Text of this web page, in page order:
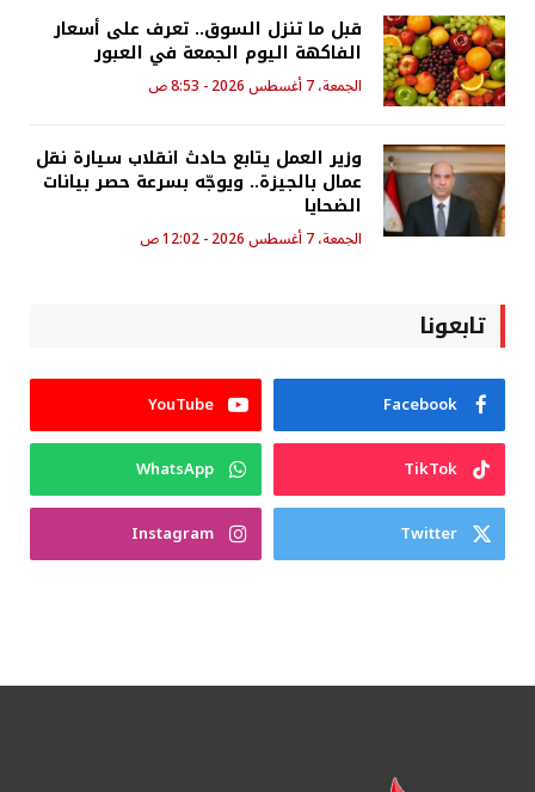
قبل ما تنزل السوق.. تعرف على أسعار
الفاكهة اليوم الجمعة في العبور
الجمعة، 7 أغسطس 2026 - 8:53 ص
وزير العمل يتابع حادث انقلاب سيارة نقل
عمال بالجيزة.. ويوجّه بسرعة حصر بيانات
الضحايا
الجمعة، 7 أغسطس 2026 - 12:02 ص
تابعونا
Facebook
YouTube
TikTok
WhatsApp
Twitter
Instagram